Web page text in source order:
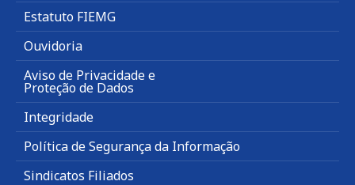
Estatuto FIEMG
Ouvidoria
Aviso de Privacidade e
Proteção de Dados
Integridade
Política de Segurança da Informação
Sindicatos Filiados